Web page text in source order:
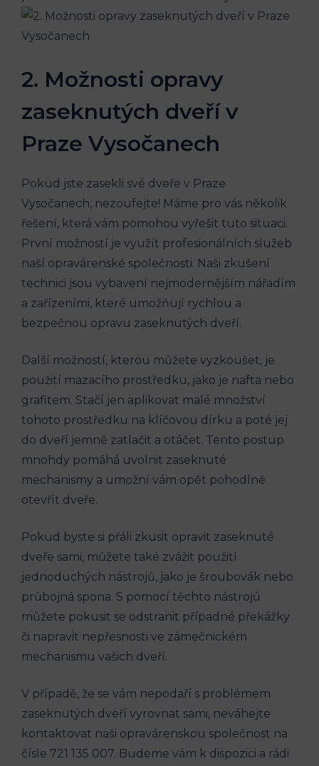
2. Možnosti opravy
zaseknutých dveří v
Praze Vysočanech
Pokud jste zasekli své dveře v Praze
Vysočanech, nezoufejte! Máme pro vás několik
řešení, která vám pomohou vyřešit tuto situaci.
První možností je využít profesionálních služeb
naší opravárenské společnosti. Naši zkušení
technici jsou vybavení nejmodernějším nářadím
a zařízeními, které umožňují rychlou a
bezpečnou opravu zaseknutých dveří.
Další možností, kterou můžete vyzkoušet, je
použití mazacího prostředku, jako je nafta nebo
grafitem. Stačí jen aplikovat malé množství
tohoto prostředku na klíčovou dírku a poté jej
do dveří jemně zatlačit a otáčet. Tento postup
mnohdy pomáhá uvolnit zaseknuté
mechanismy a umožní vám opět pohodlně
otevřít dveře.
Pokud byste si přáli zkusit opravit zaseknuté
dveře sami, můžete také zvážit použití
jednoduchých nástrojů, jako je šroubovák nebo
průbojná spona. S pomocí těchto nástrojů
můžete pokusit se odstranit případné překážky
či napravit nepřesnosti ve zámečnickém
mechanismu vašich dveří.
V případě, že se vám nepodaří s problémem
zaseknutých dveří vyrovnat sami, neváhejte
kontaktovat naši opravárenskou společnost na
čísle 721 135 007. Budeme vám k dispozici a rádi